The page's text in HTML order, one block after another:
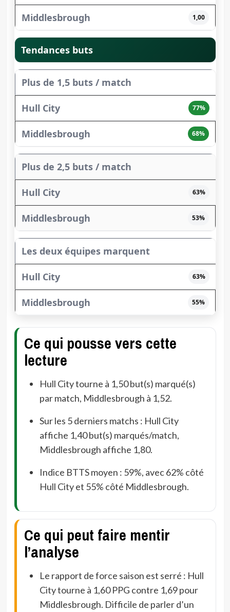
1,00
Tendances buts
Plus de 1,5 buts / match
77%
68%
Plus de 2,5 buts / match
63%
53%
Les deux équipes marquent
63%
55%
Ce qui pousse vers cette
lecture
Hull City tourne à 1,50 but(s) marqué(s)
par match, Middlesbrough à 1,52.
Sur les 5 derniers matchs : Hull City
affiche 1,40 but(s) marqués/match,
Middlesbrough affiche 1,80.
Indice BTTS moyen : 59%, avec 62% côté
Hull City et 55% côté Middlesbrough.
Ce qui peut faire mentir
l’analyse
Le rapport de force saison est serré : Hull
City tourne à 1,60 PPG contre 1,69 pour
Middlesbrough. Difficile de parler d’un